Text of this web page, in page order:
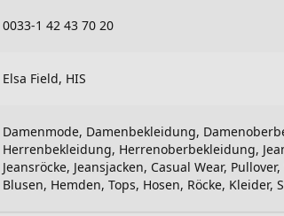
0033-1 42 43 70 20
Elsa Field, HIS
Damenmode, Damenbekleidung,
Herrenbekleidung, Herrenoberbekleidung,
Jeansröcke, Jeansjacken, Casual Wear,
Blusen, Hemden, Tops, Hosen, Röcke, Kleider,